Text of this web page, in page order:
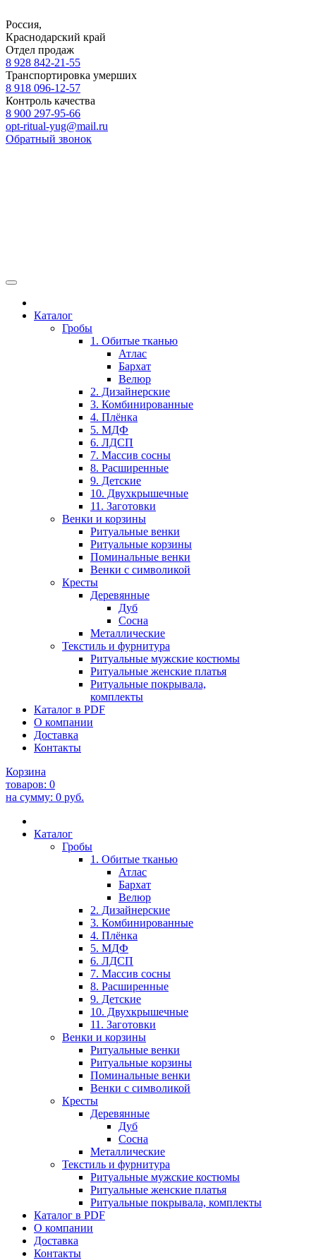
Россия,
Краснодарский край
Отдел продаж
8 928 842-21-55
Транспортировка умерших
8 918 096-12-57
Контроль качества
8 900 297-95-66
opt-ritual-yug@mail.ru
Обратный звонок
НАЗНАЧЕНИЯ
Оставьте заявку и получите в
консультацию нашего
менеджера по
интересующему вас вопрос
ХОЛОДИЛЬНАЯ
Оставьте заявку и получите в
течение 1 часа
консультацию нашего
менеджера по
интересующему вас вопрос
Каталог
Гробы
1. Обитые тканью
Атлас
Бархат
Велюр
2. Дизайнерские
3. Комбинированные
4. Плёнка
5. МДФ
6. ЛДСП
7. Массив сосны
8. Расширенные
9. Детские
10. Двухкрышечные
11. Заготовки
Венки и корзины
Ритуальные венки
Ритуальные корзины
Поминальные венки
Венки с символикой
Кресты
Деревянные
Дуб
Сосна
Металлические
Текстиль и фурнитура
Ритуальные мужские костюмы
Ритуальные женские платья
Ритуальные покрывала,
комплекты
Каталог в PDF
О компании
Доставка
Контакты
Корзина
товаров: 0
на сумму: 0 руб.
Каталог
Гробы
1. Обитые тканью
Атлас
Бархат
Велюр
2. Дизайнерские
3. Комбинированные
4. Плёнка
5. МДФ
6. ЛДСП
7. Массив сосны
8. Расширенные
9. Детские
10. Двухкрышечные
11. Заготовки
Венки и корзины
Ритуальные венки
Ритуальные корзины
Поминальные венки
Венки с символикой
Кресты
Деревянные
Дуб
Сосна
Металлические
Текстиль и фурнитура
Ритуальные мужские костюмы
Ритуальные женские платья
Ритуальные покрывала, комплекты
Каталог в PDF
О компании
Доставка
Контакты